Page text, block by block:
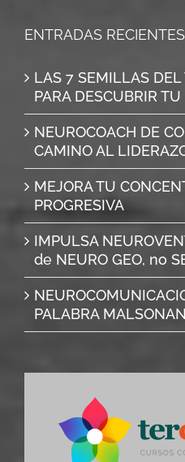
ENTRADAS RECIENTES
LAS 7 SEMILLAS
PARA DESCUBRIR
NEUROCOACH DE
CAMINO AL
MEJORA TU
PROGRESIVA
IMPULSA
de NEURO GEO, no
PALABRA